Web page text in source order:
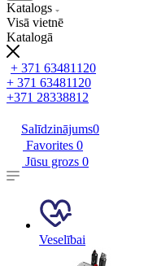
Katalogs
Visā vietnē
Katalogā
+ 371 63481120
+ 371 63481120
+371 28338812
Salīdzinājums0
Favorites 0
Jūsu grozs 0
Veselībai